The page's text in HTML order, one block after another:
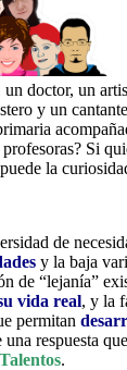
doctor, un
y un
Si
la
de
y la baja
de “lejanía”
vida real, y la
permitan
una respuesta
.